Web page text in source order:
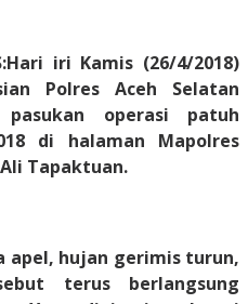
Hari iri Kamis (26/4/2018)
Polres Aceh Selatan
operasi patuh
di halaman Mapolres
Tapaktuan.
apel, hujan gerimis turun,
terus berlangsung